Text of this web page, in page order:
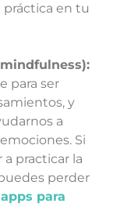
práctica en tu
para ser
y
a
Si
practicar la
perder
para